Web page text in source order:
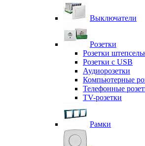
Выключатели
Розетки
Розетки
Розетки с USB
Аудиорозетки
Компьютерные
Телефонные
TV-розетки
Рамки